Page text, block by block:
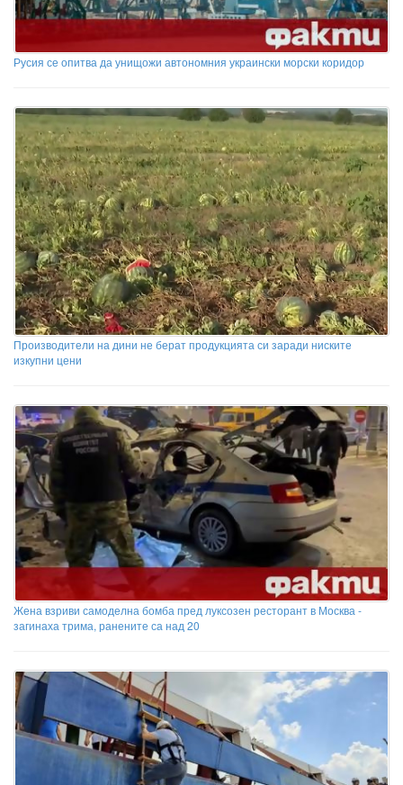
Русия се опитва да унищожи автономния украински морски коридор
Производители на дини не берат продукцията си заради ниските
изкупни цени
Жена взриви самоделна бомба пред луксозен ресторант в Москва -
загинаха трима, ранените са над 20